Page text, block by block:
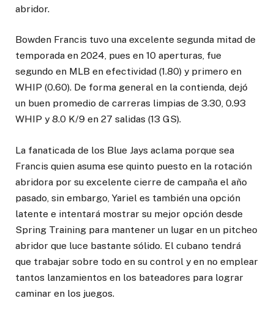
abridor.
Bowden Francis tuvo una excelente segunda mitad de
temporada en 2024, pues en 10 aperturas, fue
segundo en MLB en efectividad (1.80) y primero en
WHIP (0.60). De forma general en la contienda, dejó
un buen promedio de carreras limpias de 3.30, 0.93
WHIP y 8.0 K/9 en 27 salidas (13 GS).
La fanaticada de los Blue Jays aclama porque sea
Francis quien asuma ese quinto puesto en la rotación
abridora por su excelente cierre de campaña el año
pasado, sin embargo, Yariel es también una opción
latente e intentará mostrar su mejor opción desde
Spring Training para mantener un lugar en un pitcheo
abridor que luce bastante sólido. El cubano tendrá
que trabajar sobre todo en su control y en no emplear
tantos lanzamientos en los bateadores para lograr
caminar en los juegos.